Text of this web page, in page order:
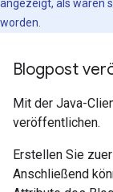
angezeigt, als wären
worden.
Blogpost
Mit der Java-
veröffentlichen.
Erstellen Sie
Anschließend